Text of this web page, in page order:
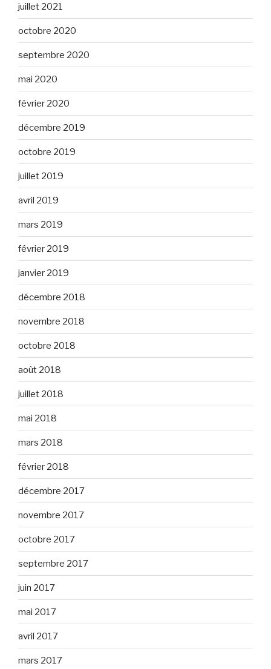
juillet 2021
octobre 2020
septembre 2020
mai 2020
février 2020
décembre 2019
octobre 2019
juillet 2019
avril 2019
mars 2019
février 2019
janvier 2019
décembre 2018
novembre 2018
octobre 2018
août 2018
juillet 2018
mai 2018
mars 2018
février 2018
décembre 2017
novembre 2017
octobre 2017
septembre 2017
juin 2017
mai 2017
avril 2017
mars 2017